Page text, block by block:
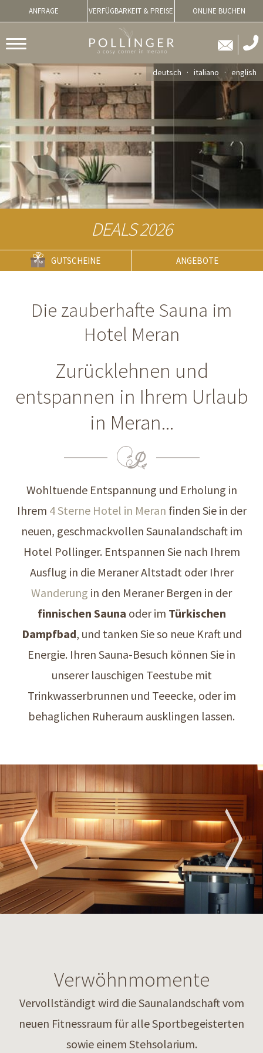
ANFRAGE VERFÜGBARKEIT & PREISE ONLINE BUCHEN
deutsch italiano english
DEALS 2026
GUTSCHEINE ANGEBOTE
Die zauberhafte Sauna im
Hotel Meran
Zurücklehnen und
entspannen in Ihrem Urlaub
in Meran...
Wohltuende Entspannung und Erholung in
Ihrem 4 Sterne Hotel in Meran finden Sie in der
neuen, geschmackvollen Saunalandschaft im
Hotel Pollinger. Entspannen Sie nach Ihrem
Ausflug in die Meraner Altstadt oder Ihrer
Wanderung in den Meraner Bergen in der
finnischen Sauna oder im Türkischen
Dampfbad, und tanken Sie so neue Kraft und
Energie. Ihren Sauna-Besuch können Sie in
unserer lauschigen Teestube mit
Trinkwasserbrunnen und Teeecke, oder im
behaglichen Ruheraum ausklingen lassen.
Verwöhnmomente
Vervollständigt wird die Saunalandschaft vom
neuen Fitnessraum für alle Sportbegeisterten
sowie einem Stehsolarium.